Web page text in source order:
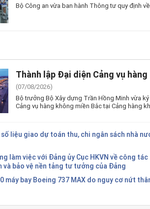
Bộ Công an vừa ban hành Thông tư quy định
Thành lập Đại diện Cảng vụ
(07/08/2026)
Bộ trưởng Bộ Xây dựng Trần Hồng Minh vừa
Cảng vụ hàng không miền Bắc tại Cảng hàng
liệu giao dự toán thu, chi ngân sách nhà
làm việc với Đảng ủy Cục HKVN về công tác
và bảo vệ nền tảng tư tưởng của Đảng
máy bay Boeing 737 MAX do nguy cơ nứt